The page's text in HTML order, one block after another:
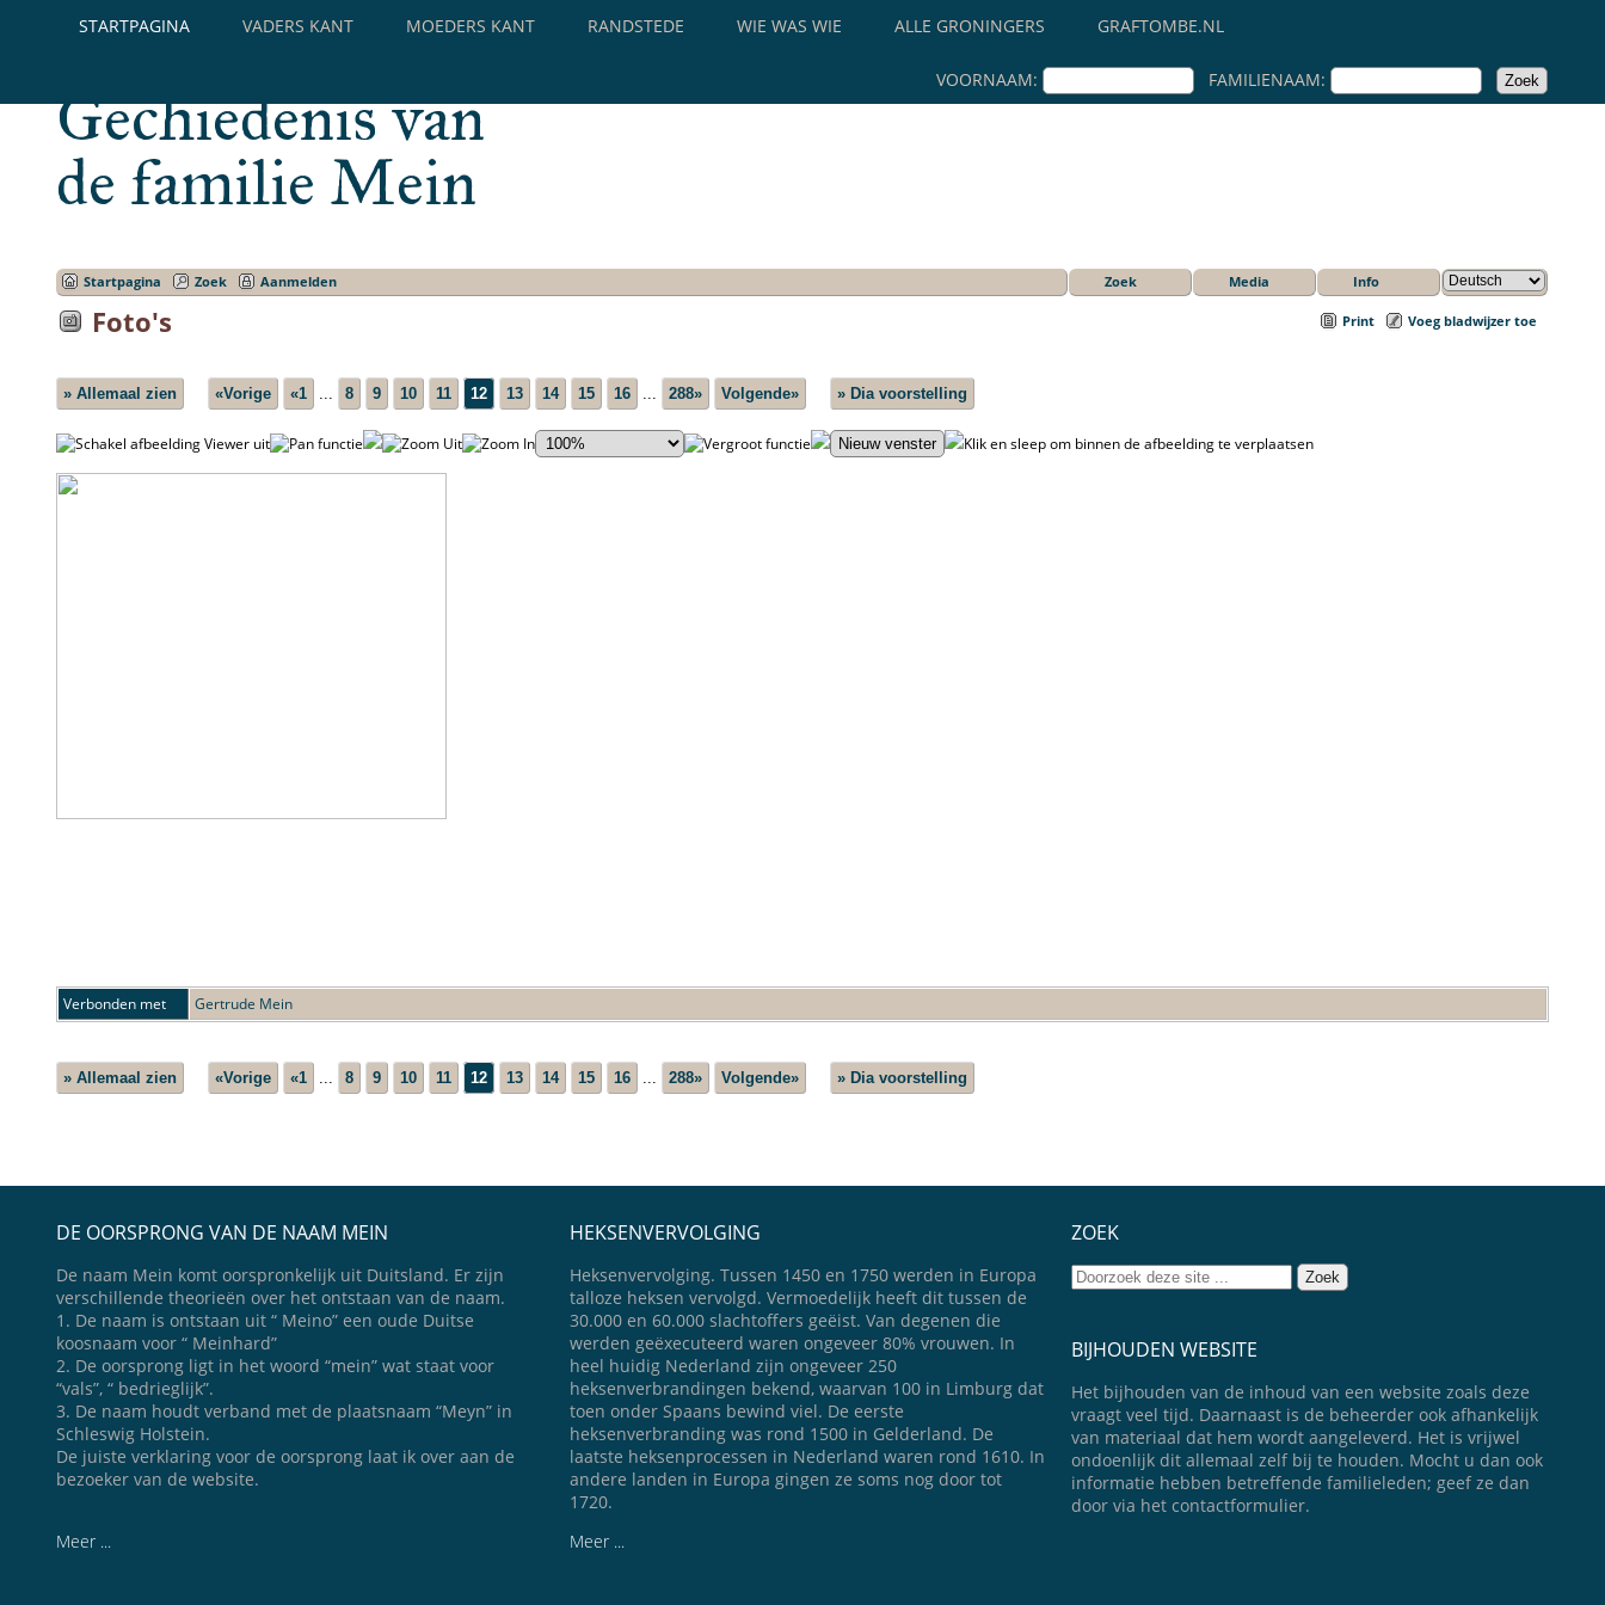
STARTPAGINA VADERS KANT MOEDERS KANT RANDSTEDE WIE WAS WIE ALLE GRONINGERS GRAFTOMBE.NL
VOORNAAM: FAMILIENAAM:
Gechiedenis van
de familie Mein
Startpagina Zoek Aanmelden Zoek Media Info
Print Voeg bladwijzer toe
Foto's
» Allemaal zien «Vorige «1 ... 8 9 10 11 12 13 14 15 16 ... 288» Volgende» » Dia voorstelling
Verbonden met Gertrude Mein
» Allemaal zien «Vorige «1 8 9 10 11 12 13 14 15 16 288» Volgende» » Dia voorstelling
DE OORSPRONG VAN DE NAAM MEIN
De naam Mein komt oorspronkelijk uit Duitsland. Er zijn
verschillende theorieën over het ontstaan van de naam.
1. De naam is ontstaan uit “ Meino” een oude Duitse
koosnaam voor “ Meinhard”
2. De oorsprong ligt in het woord “mein” wat staat voor
“vals”, “ bedrieglijk”.
3. De naam houdt verband met de plaatsnaam “Meyn” in
Schleswig Holstein.
De juiste verklaring voor de oorsprong laat ik over aan de
bezoeker van de website.
Meer ...
HEKSENVERVOLGING
Heksenvervolging. Tussen 1450 en 1750 werden in Europa
talloze heksen vervolgd. Vermoedelijk heeft dit tussen de
30.000 en 60.000 slachtoffers geëist. Van degenen die
werden geëxecuteerd waren ongeveer 80% vrouwen. In
heel huidig Nederland zijn ongeveer 250
heksenverbrandingen bekend, waarvan 100 in Limburg dat
toen onder Spaans bewind viel. De eerste
heksenverbranding was rond 1500 in Gelderland. De
laatste heksenprocessen in Nederland waren rond 1610. In
andere landen in Europa gingen ze soms nog door tot
1720.
Meer ...
ZOEK
BIJHOUDEN WEBSITE
Het bijhouden van de inhoud van een website zoals deze
vraagt veel tijd. Daarnaast is de beheerder ook afhankelijk
van materiaal dat hem wordt aangeleverd. Het is vrijwel
ondoenlijk dit allemaal zelf bij te houden. Mocht u dan ook
informatie hebben betreffende familieleden; geef ze dan
door via het contactformulier.